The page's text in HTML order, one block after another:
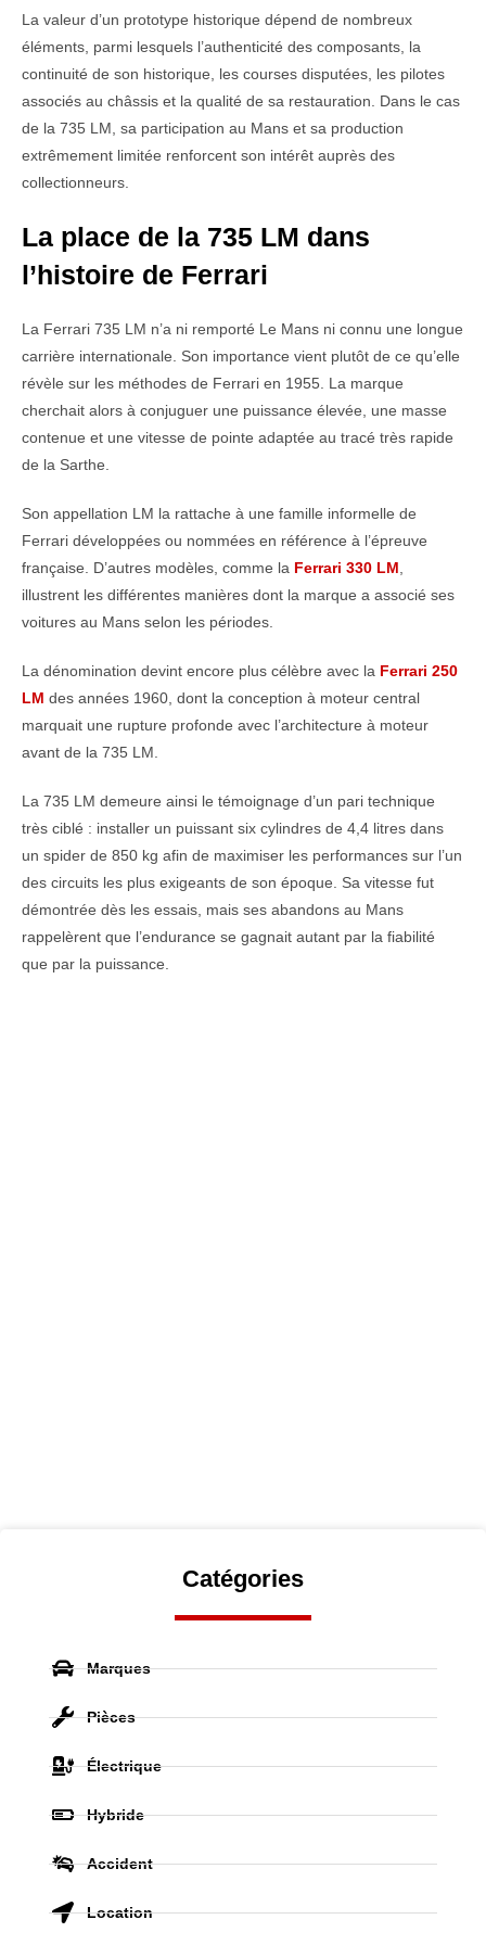
La valeur d’un prototype historique dépend de nombreux
éléments, parmi lesquels l’authenticité des composants, la
continuité de son historique, les courses disputées, les pilotes
associés au châssis et la qualité de sa restauration. Dans le cas
de la 735 LM, sa participation au Mans et sa production
extrêmement limitée renforcent son intérêt auprès des
collectionneurs.
La place de la 735 LM dans
l’histoire de Ferrari
La Ferrari 735 LM n’a ni remporté Le Mans ni connu une longue
carrière internationale. Son importance vient plutôt de ce qu’elle
révèle sur les méthodes de Ferrari en 1955. La marque
cherchait alors à conjuguer une puissance élevée, une masse
contenue et une vitesse de pointe adaptée au tracé très rapide
de la Sarthe.
Son appellation LM la rattache à une famille informelle de
Ferrari développées ou nommées en référence à l’épreuve
française. D’autres modèles, comme la Ferrari 330 LM
illustrent les différentes manières dont la marque a associé ses
voitures au Mans selon les périodes.
La dénomination devint encore plus célèbre avec la Ferrari 250
LM des années 1960, dont la conception à moteur central
marquait une rupture profonde avec l’architecture à moteur
avant de la 735 LM.
La 735 LM demeure ainsi le témoignage d’un pari technique
très ciblé : installer un puissant six cylindres de 4,4 litres dans
un spider de 850 kg afin de maximiser les performances sur l’un
des circuits les plus exigeants de son époque. Sa vitesse fut
démontrée dès les essais, mais ses abandons au Mans
rappelèrent que l’endurance se gagnait autant par la fiabilité
que par la puissance.
Catégories
Marques
Pièces
Électrique
Hybride
Accident
Location